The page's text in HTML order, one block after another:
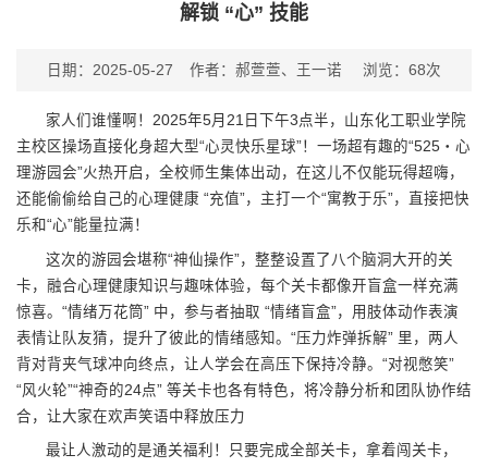
解锁 “心” 技能
日期：2025-05-27 作者：郝萱萱、王一诺 浏览： 68次
家人们谁懂啊！2025年5月21日下午3点半，山东化工职业学院
主校区操场直接化身超大型“心灵快乐星球”！一场超有趣的“525・心
理游园会”火热开启，全校师生集体出动，在这儿不仅能玩得超嗨，
还能偷偷给自己的心理健康 “充值”，主打一个“寓教于乐”，直接把快
乐和“心”能量拉满！
这次的游园会堪称“神仙操作”，整整设置了八个脑洞大开的关
卡，融合心理健康知识与趣味体验，每个关卡都像开盲盒一样充满
惊喜。“情绪万花筒” 中，参与者抽取 “情绪盲盒”，用肢体动作表演
表情让队友猜，提升了彼此的情绪感知。“压力炸弹拆解” 里，两人
背对背夹气球冲向终点，让人学会在高压下保持冷静。“对视憋笑”
“风火轮”“神奇的24点” 等关卡也各有特色，将冷静分析和团队协作结
合，让大家在欢声笑语中释放压力
最让人激动的是通关福利！只要完成全部关卡，拿着闯关卡，